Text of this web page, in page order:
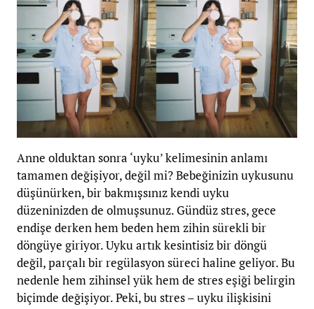
Anne olduktan sonra ‘uyku’ kelimesinin anlamı
tamamen değişiyor, değil mi? Bebeğinizin uykusunu
düşünürken, bir bakmışsınız kendi uyku
düzeninizden de olmuşsunuz. Gündüz stres, gece
endişe derken hem beden hem zihin sürekli bir
döngüye giriyor. Uyku artık kesintisiz bir döngü
değil, parçalı bir regülasyon süreci haline geliyor. Bu
nedenle hem zihinsel yük hem de stres eşiği belirgin
biçimde değişiyor. Peki, bu stres – uyku ilişkisini